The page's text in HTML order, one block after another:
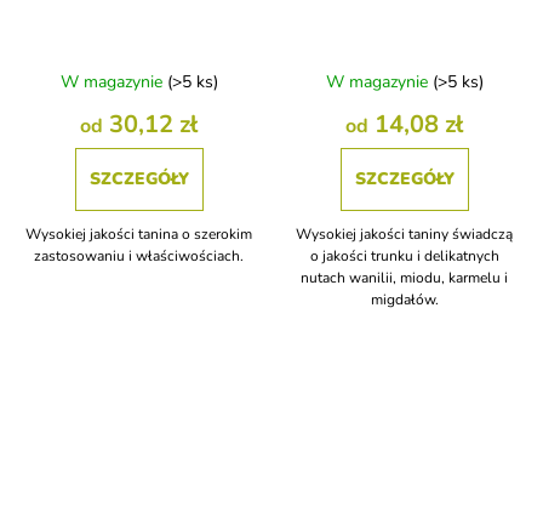
W magazynie (>5 ks)
od 30,12 zł
SZCZEGÓŁY
Wysokiej jakości tanina o szerokim
zastosowaniu i właściwościach.
W magazynie (>5 ks)
od 14,08 zł
SZCZEGÓŁY
Wysokiej jakości taniny świadczą
o jakości trunku i delikatnych
nutach wanilii, miodu, karmelu i
migdałów.